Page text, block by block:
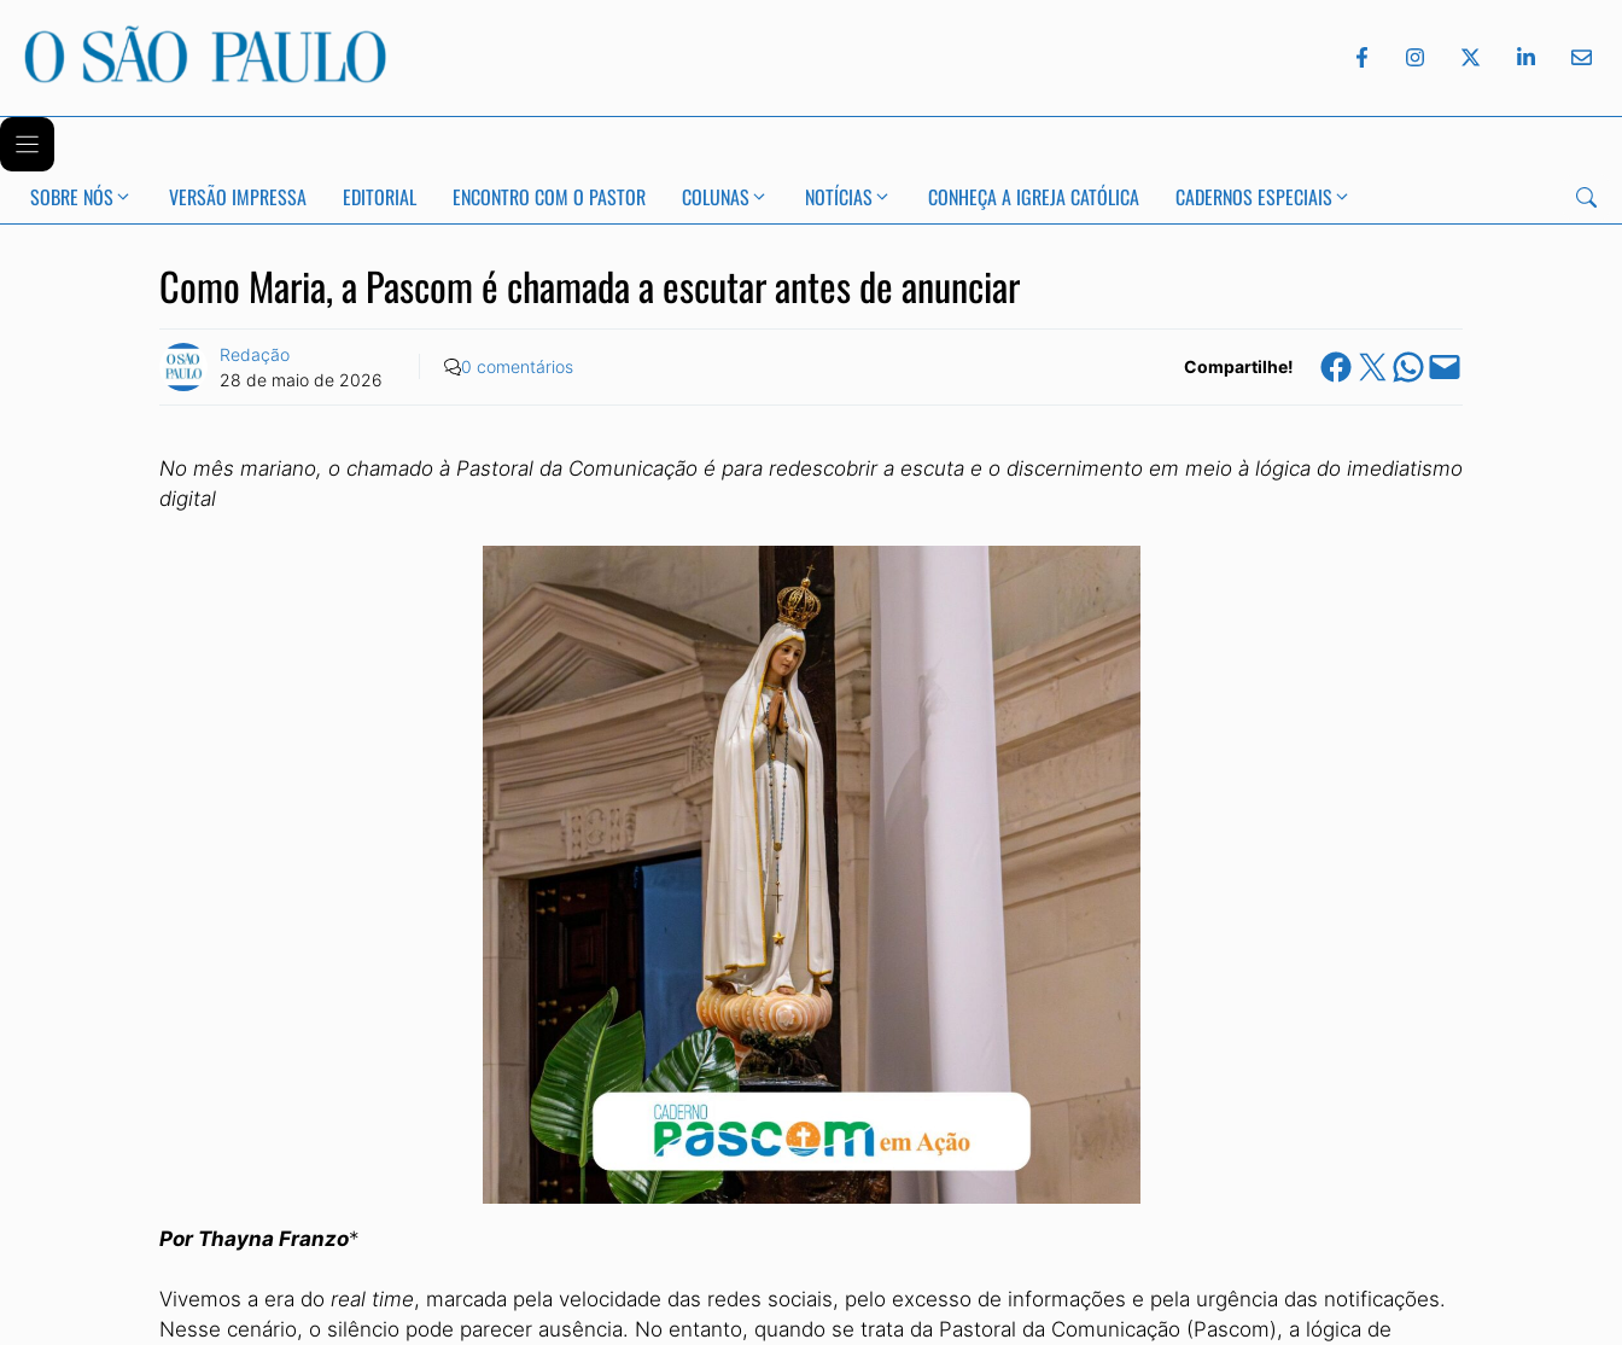
SOBRE NÓS VERSÃO IMPRESSA EDITORIAL ENCONTRO COM O PASTOR COLUNAS NOTÍCIAS CONHEÇA A IGREJA CATÓLICA CADERNOS ESPECIAIS
Como Maria, a Pascom é chamada a escutar antes de anunciar
Redação
28 de maio de 2026
0 comentários Compartilhe! Share on Facebook
Share on X Share on WhatsApp
Email this Page
No mês mariano, o chamado à Pastoral da Comunicação é para redescobrir a escuta e o discernimento em meio à lógica do imediatismo
digital
Por Thayna Franzo*
Vivemos a era do real time, marca­da pela velocidade das redes sociais, pelo excesso de informações e pela ur­gência das notificações.
Nesse cenário, o silêncio pode parecer ausência. No entanto, quando se trata da Pastoral da Comunicação (Pascom), a lógica de